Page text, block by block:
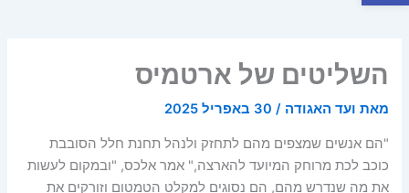
השליטים של ארטמיס
מאת ועד האגודה/ 30 באפריל 2025
"הם אנשים שמצפים מהם לתחזק ולנהל תחנת חלל הסובבת
כוכב לכת מרוחק המיועד להארצה," אמר אלכס, "ובמקום לעשות
את מה שנדרש מהם, הם נסוגים למקלט הטמטום וזורקים את